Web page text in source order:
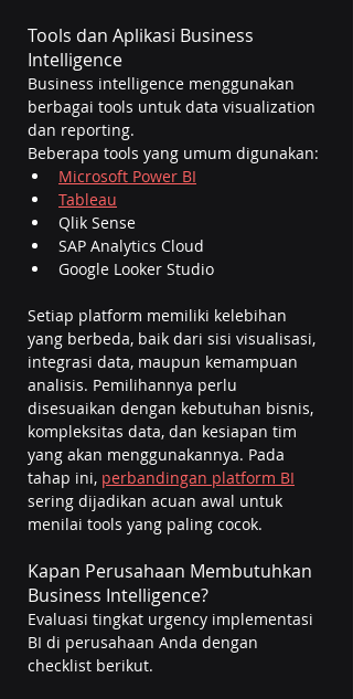
Tools dan Aplikasi Business
Intelligence
Business intelligence menggunakan
berbagai tools untuk data visualization
dan reporting.
Beberapa tools yang umum digunakan:
Microsoft Power BI
Tableau
Qlik Sense
SAP Analytics Cloud
Google Looker Studio
Setiap platform memiliki kelebihan
yang berbeda, baik dari sisi visualisasi,
integrasi data, maupun kemampuan
analisis. Pemilihannya perlu
disesuaikan dengan kebutuhan bisnis,
kompleksitas data, dan kesiapan tim
yang akan menggunakannya. Pada
tahap ini, perbandingan platform BI
sering dijadikan acuan awal untuk
menilai tools yang paling cocok.
Kapan Perusahaan Membutuhkan
Business Intelligence?
Evaluasi tingkat urgency implementasi
BI di perusahaan Anda dengan
checklist berikut.